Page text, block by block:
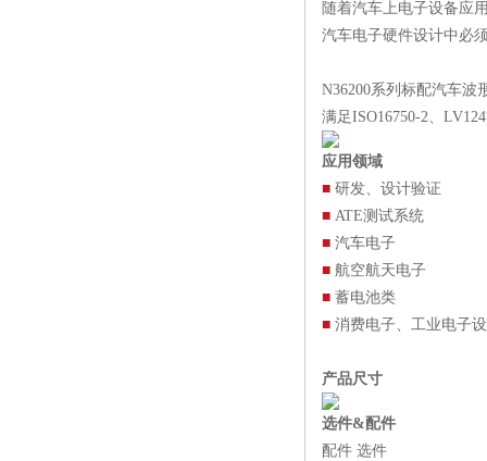
随着汽车上电子设备应
汽车电子硬件设计中必
N36200系列标配汽车
满足ISO16750-2、
应用领域
■ 研发、设计验证
■ ATE测试系统
■ 汽车电子
■ 航空航天电子
■ 蓄电池类
■ 消费电子、工业电子
产品尺寸
选件&配件
配件 选件